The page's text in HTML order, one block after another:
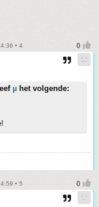
• 4
µ het volgende:
• 5